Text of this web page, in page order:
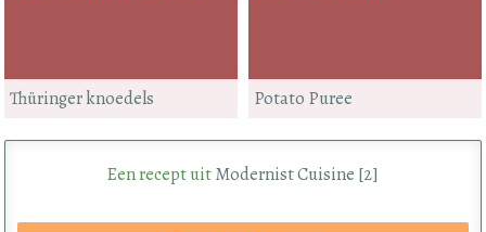
Potato Puree
Thüringer knoedels
Een recept uitModernist Cuisine [2]